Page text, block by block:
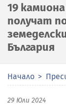
19
получат
България
Начало
29 Юли 2024